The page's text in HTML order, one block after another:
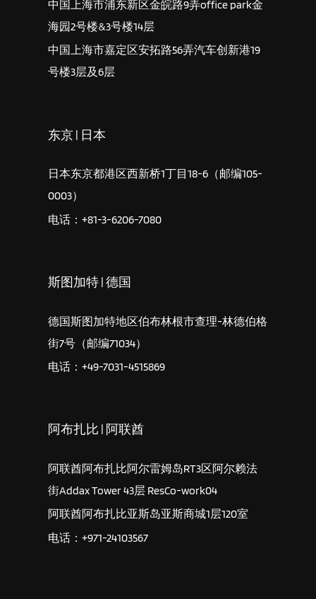
中国上海市浦东新区金皖路9弄office park金
海园2号楼&3号楼14层
中国上海市嘉定区安拓路56弄汽车创新港19
号楼3层及6层
东京 | 日本
日本东京都港区西新桥1丁目18-6（邮编105-
0003）
电话：+81-3-6206-7080
斯图加特 | 德国
德国斯图加特地区伯布林根市查理-林德伯格
街7号（邮编71034）
电话：+49-7031-4515869
阿布扎比 | 阿联酋
阿联酋阿布扎比阿尔雷姆岛RT3区阿尔赖法
街Addax Tower 43层 ResCo-work04
阿联酋阿布扎比亚斯岛亚斯商城1层120室
电话：+971-24103567